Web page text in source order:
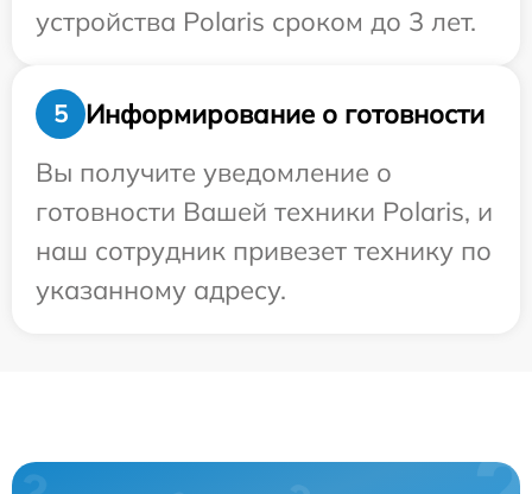
устройства Polaris сроком до 3 лет.
5
Информирование о готовности
Вы получите уведомление о
готовности Вашей техники Polaris, и
наш сотрудник привезет технику по
указанному адресу.